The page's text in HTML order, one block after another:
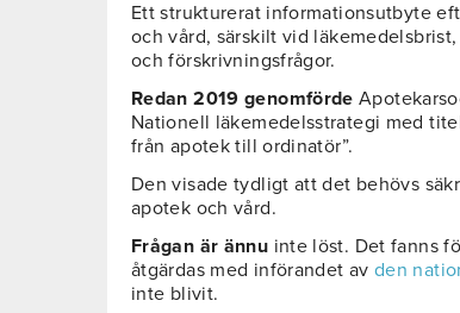
Ett strukturerat informationsutbyte
och vård, särskilt vid
och förskrivningsfrågor.
Redan 2019 genomförde
Nationell läkemedelsstrategi med
från apotek till ordinatör”.
Den visade tydligt att det behövs
apotek och vård.
Frågan är ännu inte löst. Det fanns
åtgärdas med införandet av den
inte blivit.